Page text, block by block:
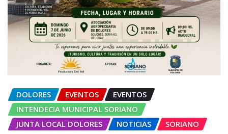
DOLORES EVENTOS
EVENTOS
INTENDECIA MUNICIPAL SORIANO
JUNTA LOCAL DOLORES
NOTICIAS SORIANO